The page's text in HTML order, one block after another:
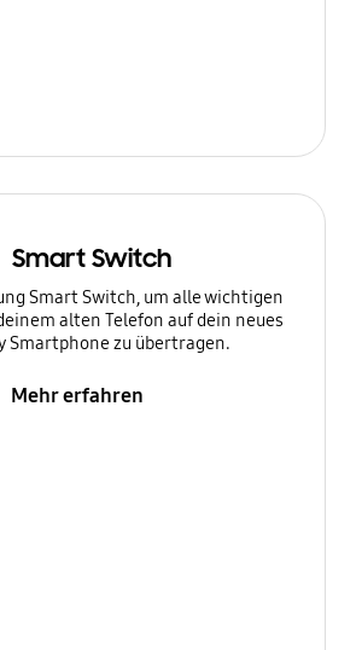
Smart Switch
Smart Switch, um alle wichtigen
alten Telefon auf dein neues
Smartphone zu übertragen.
Mehr erfahren